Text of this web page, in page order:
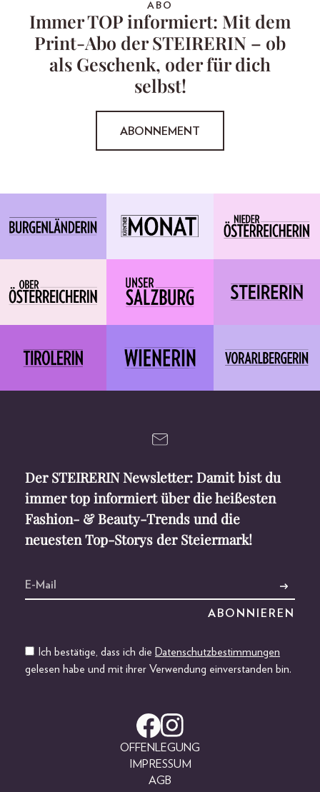
ABO
Immer TOP informiert: Mit dem
Print-Abo der STEIRERIN – ob
als Geschenk, oder für dich
selbst!
ABONNEMENT
Der STEIRERIN Newsletter: Damit bist du
immer top informiert über die heißesten
Fashion- & Beauty-Trends und die
neuesten Top-Storys der Steiermark!
Ich bestätige, dass ich die Datenschutzbestimmungen
gelesen habe und mit ihrer Verwendung einverstanden bin.
OFFENLEGUNG
IMPRESSUM
AGB